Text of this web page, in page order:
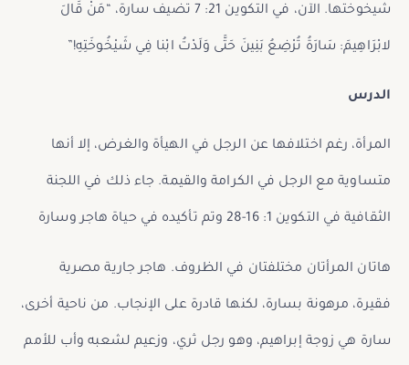
شيخوختها. الآن، في التكوين 21: 7 تضيف سارة، “مَنْ قَالَ
لابْرَاهِيمَ: سَارَةُ تُرْضِعُ بَنِينَ حَتَّى وَلَدْتُ ابْنا فِي شَيْخُوخَتِهِ!”
الدرس
المرأة، رغم اختلافها عن الرجل في الهيأة والغرض، إلا أنها
متساوية مع الرجل في الكرامة والقيمة. جاء ذلك في اللجنة
الثقافية في التكوين 1: 16-28 وتم تأكيده في حياة هاجر وسارة
هاتان المرأتان مختلفتان في الظروف. هاجر جارية مصرية
فقيرة، مرهونة بسارة، لكنها قادرة على الإنجاب. من ناحية أخرى،
سارة هي زوجة إبراهيم، وهو رجل ثري، وزعيم لشعبه وأب للأمم